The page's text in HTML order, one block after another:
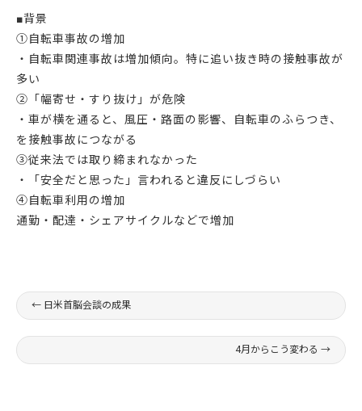
■背景
①自転車事故の増加
・自転車関連事故は増加傾向。特に追い抜き時の接触事故が
多い
②「幅寄せ・すり抜け」が危険
・車が横を通ると、風圧・路面の影響、自転車のふらつき、
を接触事故につながる
③従来法では取り締まれなかった
・「安全だと思った」言われると違反にしづらい
④自転車利用の増加
通勤・配達・シェアサイクルなどで増加
← 日米首脳会談の成果
4月からこう変わる →